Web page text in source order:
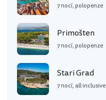
7 nocí, polopenze
Primošten
7 nocí, polopenze
Stari Grad
7 nocí, all inclusive